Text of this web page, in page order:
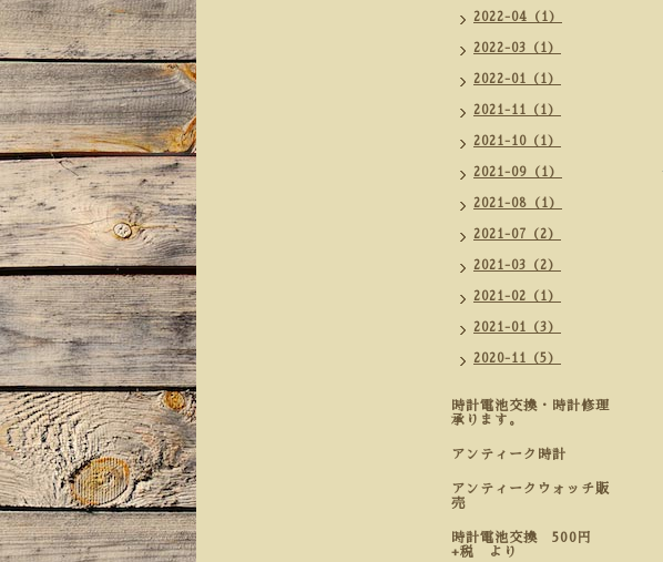
2022-04（1）
2022-03（1）
2022-01（1）
2021-11（1）
2021-10（1）
2021-09（1）
2021-08（1）
2021-07（2）
2021-03（2）
2021-02（1）
2021-01（3）
2020-11（5）
時計電池交換・時計修理
承ります。
アンティーク時計
アンティークウォッチ販
売
時計電池交換 500円
+税 より